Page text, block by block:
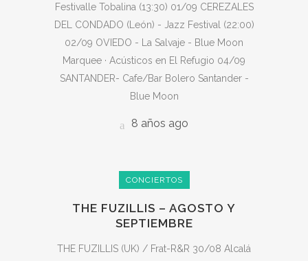
Festivalle Tobalina (13:30) 01/09 CEREZALES
DEL CONDADO (León) - Jazz Festival (22:00)
02/09 OVIEDO - La Salvaje - Blue Moon
Marquee · Acústicos en El Refugio 04/09
SANTANDER- Cafe/Bar Bolero Santander -
Blue Moon
8 años ago
CONCIERTOS
THE FUZILLIS – AGOSTO Y
SEPTIEMBRE
THE FUZILLIS (UK) / Frat-R&R 30/08 Alcalá